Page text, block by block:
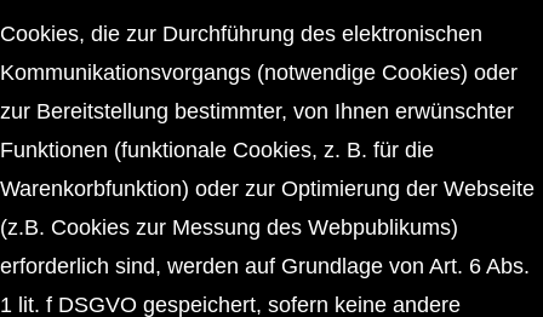
Cookies, die zur Durchführung des elektronischen
Kommunikationsvorgangs (notwendige Cookies) oder
zur Bereitstellung bestimmter, von Ihnen erwünschter
Funktionen (funktionale Cookies, z. B. für die
Warenkorbfunktion) oder zur Optimierung der Webseite
(z.B. Cookies zur Messung des Webpublikums)
erforderlich sind, werden auf Grundlage von Art. 6 Abs.
1 lit. f DSGVO gespeichert, sofern keine andere